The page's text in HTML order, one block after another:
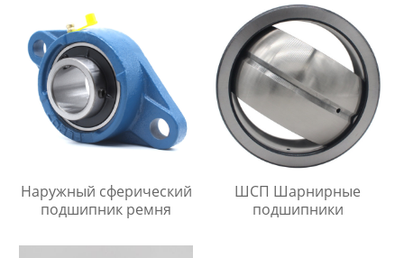
Наружный сферический
подшипник ремня
ШСП Шарнирные
подшипники